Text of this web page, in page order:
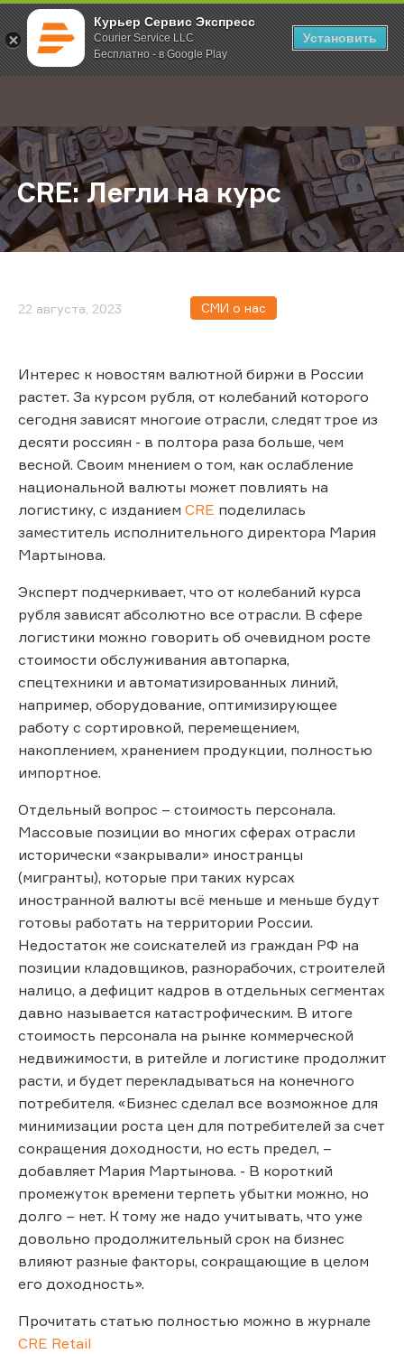
Курьер Сервис Экспресс
Courier Service LLC
Бесплатно - в Google Play
Установить
; Главная О компании Новости CRE: Легли на курс
CRE: Легли на курс
22 августа, 2023 СМИ о нас
Интерес к новостям валютной биржи в России
растет. За курсом рубля, от колебаний которого
сегодня зависят многоие отрасли, следят трое из
десяти россиян - в полтора раза больше, чем
весной. Своим мнением о том, как ослабление
национальной валюты может повлиять на
логистику, с изданием CRE поделилась
заместитель исполнительного директора Мария
Мартынова.
Эксперт подчеркивает, что от колебаний курса
рубля зависят абсолютно все отрасли. В сфере
логистики можно говорить об очевидном росте
стоимости обслуживания автопарка,
спецтехники и автоматизированных линий,
например, оборудование, оптимизирующее
работу с сортировкой, перемещением,
накоплением, хранением продукции, полностью
импортное.
Отдельный вопрос – стоимость персонала.
Массовые позиции во многих сферах отрасли
исторически «закрывали» иностранцы
(мигранты), которые при таких курсах
иностранной валюты всё меньше и меньше будут
готовы работать на территории России.
Недостаток же соискателей из граждан РФ на
позиции кладовщиков, разнорабочих, строителей
налицо, а дефицит кадров в отдельных сегментах
давно называется катастрофическим. В итоге
стоимость персонала на рынке коммерческой
недвижимости, в ритейле и логистике продолжит
расти, и будет перекладываться на конечного
потребителя. «Бизнес сделал все возможное для
минимизации роста цен для потребителей за счет
сокращения доходности, но есть предел, –
добавляет Мария Мартынова. - В короткий
промежуток времени терпеть убытки можно, но
долго – нет. К тому же надо учитывать, что уже
довольно продолжительный срок на бизнес
влияют разные факторы, сокращающие в целом
его доходность».
Прочитать статью полностью можно в журнале
CRE Retail